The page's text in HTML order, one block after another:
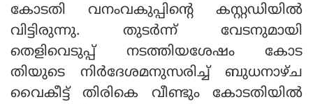
കോടതി വനംവകുപ്പിന്റെ കസ്റ്റഡിയില്‍
വിട്ടിരുന്നു. തുടര്‍ന്ന് വേടനുമായി
തെളിവെടുപ്പ് നടത്തിയശേഷം കോട
തിയുടെ നിര്‍ദേശമനുസരിച്ച് ബുധനാഴ്ച
വൈകീട്ട് തിരികെ വീണ്ടും കോടതിയില്‍